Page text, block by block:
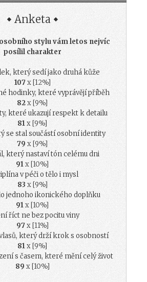
Anketa
stylu vám letos nejvíc
posílil charakter
který sedí jako druhá kůže
107x [12%]
hodinky, které vyprávějí příběh
82x [9%]
které ukazují respekt k detailu
81x [9%]
se stal součástí osobní identity
79 x [9%]
který nastaví tón celému dni
91x [10%]
v péči o tělo i mysl
83 x [9%]
jednoho ikonického doplňku
91x [10%]
říct ne bez pocitu viny
97x [11%]
který drží krok s osobností
81x [9%]
s časem, které mění celý život
89 x [10%]